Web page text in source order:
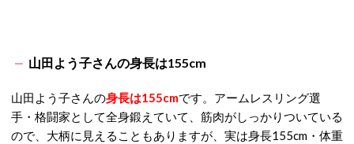
山田よう子さんの身長は155cm
山田よう子さんの身長は155cmです。アームレスリング選
手・格闘家として全身鍛えていて、筋肉がしっかりついている
ので、大柄に見えることもありますが、実は身長155cm・体重